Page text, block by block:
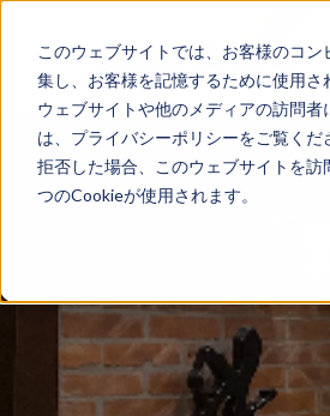
このウェブサイトでは、お客様のコ
集し、お客様を記憶するために使用
ウェブサイトや他のメディアの訪問
は、プライバシーポリシーをご覧くだ
拒否した場合、このウェブサイトを
つのCookieが使用されます。